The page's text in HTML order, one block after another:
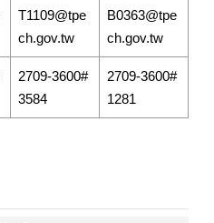
T1109@tpe
ch.gov.tw
B0363@tpe
ch.gov.tw
2709-3600#
3584
2709-3600#
1281